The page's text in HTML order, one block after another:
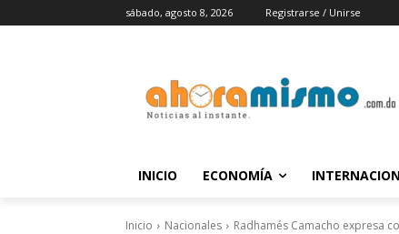
sábado, agosto 8, 2026 Registrarse / Unirse
INICIO ECONOMÍA
Inicio Nacionales Radhamés Camacho expresa